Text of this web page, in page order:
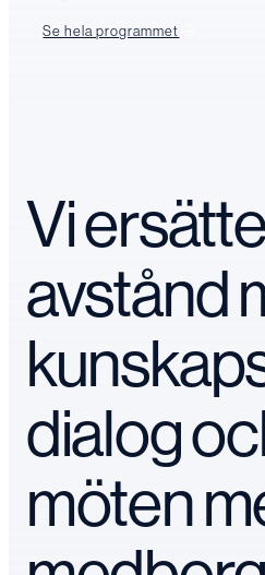
Se hela programmet
Vi
avstånd
dialog
möten